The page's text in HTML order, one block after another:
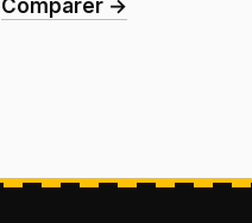
Comparer →